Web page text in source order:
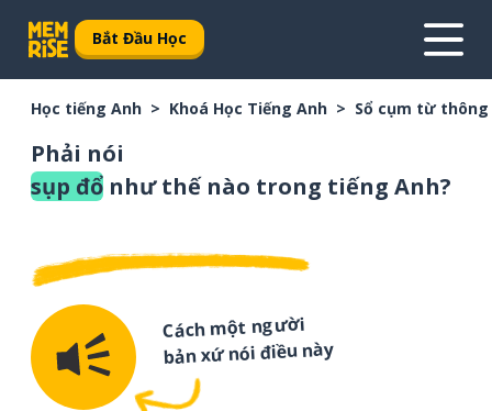
Bắt Đầu Học
Học tiếng Anh Khoá Học Tiếng Anh Sổ cụm từ
Phải nói
sụp đổ như thế nào trong tiếng Anh?
Cách một người
bản xứ nói điều này